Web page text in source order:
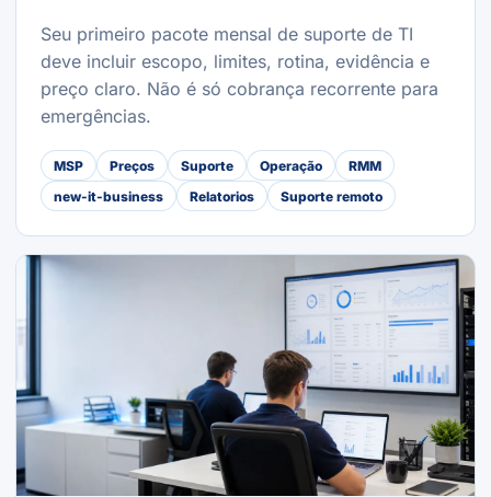
Seu primeiro pacote mensal de suporte de TI
deve incluir escopo, limites, rotina, evidência e
preço claro. Não é só cobrança recorrente para
emergências.
MSP Preços Suporte Operação
RMM
new-it-business
Relatorios Suporte remoto